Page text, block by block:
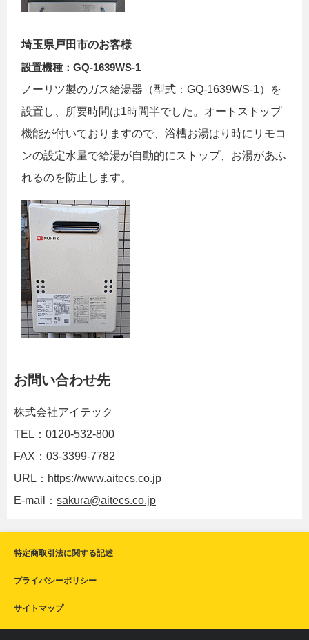
埼玉県戸田市のお客様
設置機種： GQ-1639WS-1
ノーリツ製のガス給湯器（型式：GQ-1639WS-1）を
設置し、所要時間は1時間半でした。オートストップ
機能が付いておりますので、浴槽お湯はり時にリモコ
ンの設定水量で給湯が自動的にストップ、お湯があふ
れるのを防止します。
お問い合わせ先
株式会社アイテック
TEL： 0120-532-800
FAX：03-3399-7782
URL： https://www.aitecs.co.jp
E-mail： sakura@aitecs.co.jp
特定商取引法に関する記述
プライバシーポリシー
サイトマップ